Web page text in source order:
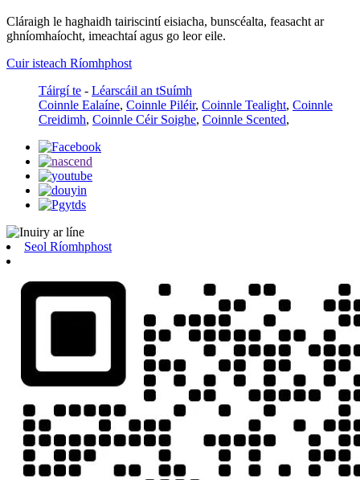
Cláraigh le haghaidh tairiscintí eisiacha, bunscéalta, feasacht ar
ghníomhaíocht, imeachtaí agus go leor eile.
Cuir isteach Ríomhphost
Táirgí te - Léarscáil an tSuímh
Coinnle Ealaíne, Coinnle Piléir, Coinnle Tealight, Coinnle
Creidimh, Coinnle Céir Soighe, Coinnle Scented,
Seol Ríomhphost